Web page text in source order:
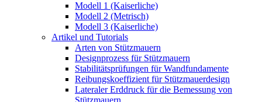
Modell 1 (Kaiserliche)
Modell 2 (Metrisch)
Modell 3 (Kaiserliche)
Artikel und Tutorials
Arten von Stützmauern
Designprozess für Stützmauern
Stabilitätsprüfungen für Wandfundamente
Reibungskoeffizient für Stützmauerdesign
Lateraler Erddruck für die Bemessung von